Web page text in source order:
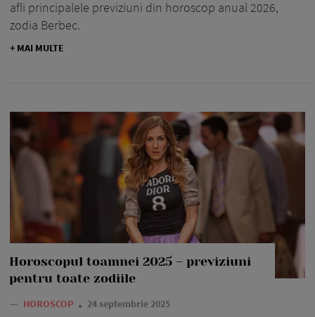
afli principalele previziuni din horoscop anual 2026,
zodia Berbec.
+ MAI MULTE
Horoscopul toamnei 2025 – previziuni
pentru toate zodiile
— HOROSCOP 24 septembrie 2025